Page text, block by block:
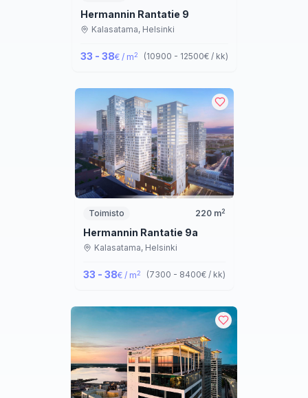
Hermannin Rantatie 9
Kalasatama, Helsinki
33 - 38€ / m2 (10900 - 12500€ / kk)
Toimisto 220m2
Hermannin Rantatie 9a
Kalasatama, Helsinki
33 - 38€ / m2 (7300 - 8400€ / kk)